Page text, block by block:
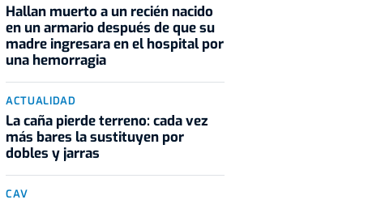
Hallan muerto a un recién nacido
en un armario después de que su
madre ingresara en el hospital por
una hemorragia
ACTUALIDAD
La caña pierde terreno: cada vez
más bares la sustituyen por
dobles y jarras
CAV